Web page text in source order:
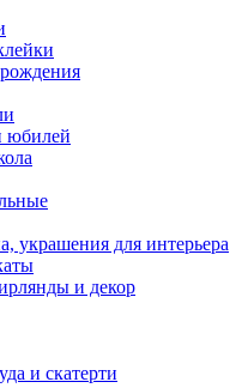
юбилей
украшения для интерьера
и декор
и скатерти